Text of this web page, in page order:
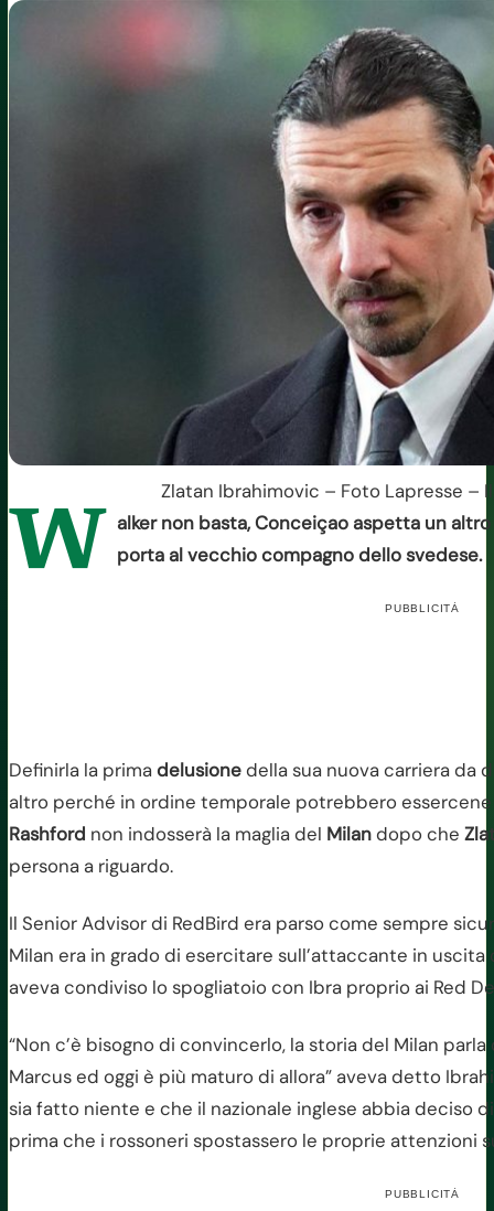
Zlatan Ibrahimovic – Foto Lapresse –
W
alker non basta, Conceiçao aspetta un
porta al vecchio compagno dello svedese.
PUBBLICITÀ
Definirla la primadelusionedella sua nuova carriera da
altro perché in ordine temporale potrebbero
Rashford non indosserà la maglia del Milandopo che
persona a riguardo.
Il Senior Advisor di RedBird era parso come sempre
Milan era in grado di esercitare sull’attaccante in
aveva condiviso lo spogliatoio con Ibra proprio ai Red
“Non c’è bisogno di convincerlo, la storia del Milan
Marcus ed oggi è più maturo di allora” aveva detto
sia fatto niente e che il nazionale inglese abbia deciso
prima che i rossoneri spostassero le proprie attenzioni
PUBBLICITÀ